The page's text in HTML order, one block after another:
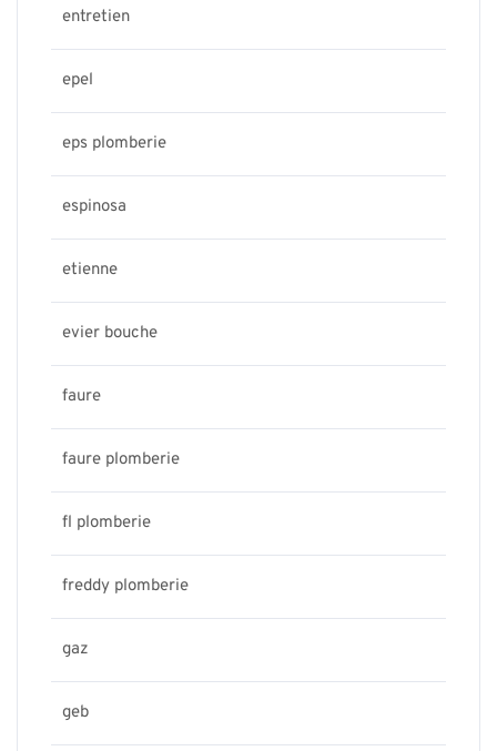
entretien
epel
eps plomberie
espinosa
etienne
evier bouche
faure
faure plomberie
fl plomberie
freddy plomberie
gaz
geb